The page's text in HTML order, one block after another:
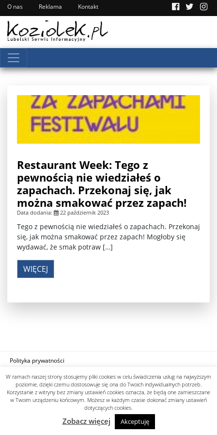
O nas Reklama Kontakt
Restaurant Week: Tego z
pewnością nie wiedziałeś o
zapachach. Przekonaj się, jak
można smakować przez zapach!
Data dodania: 22 październik 2023
Tego z pewnością nie wiedziałeś o zapachach. Przekonaj
się, jak można smakować przez zapach! Mogłoby się
wydawać, że smak potraw […]
WIĘCEJ
Polityka prywatności
W ramach naszej strony stosujemy pliki cookies w celu świadczenia usług na najwyższym
poziomie, dzięki czemu dostosowuje się ona do Twoich indywidualnych potrzeb.
Korzystanie z witryny bez zmiany ustawień cookies oznacza, że będą one zamieszczane
w Twoim urządzeniu końcowym. Możesz w każdym czasie dokonać zmiany ustawień
dotyczących cookies.
Zobacz więcej Akceptuję